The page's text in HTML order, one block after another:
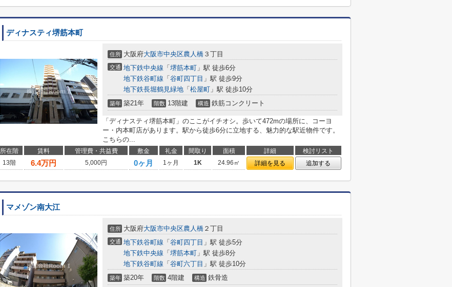
ディナスティ堺筋本町
住所 大阪府大阪市中央区農人橋 ３丁目
交通 地下鉄中央線 「 堺筋本町 」駅 徒歩6分
地下鉄谷町線 「 谷町四丁目 」駅 徒歩9分
地下鉄長堀鶴見緑地 「 松屋町 」駅 徒歩10分
築年 築21年 階数 13階建 構造 鉄筋コンクリート
「ディナスティ堺筋本町」のここがイチオシ。歩いて472mの場所に、コーヨ
ー・内本町店があります。駅から徒歩6分に立地する、魅力的な駅近物件です。
こちらの...
所在階 賃料 管理費・共益費 敷金 礼金 間取り 面積 詳細
検討リスト
13階
6.4万円 5,000円 0ヶ月 1ヶ月 1K 24.96㎡ 詳細を見る 追加する
マメゾン南大江
住所 大阪府大阪市中央区農人橋 ２丁目
交通 地下鉄谷町線 「 谷町四丁目 」駅 徒歩5分
地下鉄中央線 「 堺筋本町 」駅 徒歩8分
地下鉄谷町線 「 谷町六丁目 」駅 徒歩10分
築年 築20年 階数 4階建 構造 鉄骨造